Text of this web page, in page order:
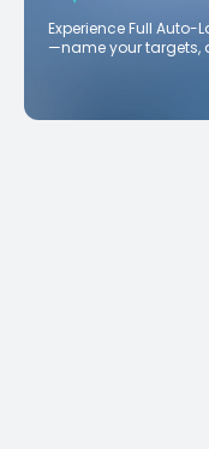
Experience Full Auto-
—name your targets,